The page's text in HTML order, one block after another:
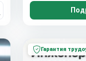
Гарантия